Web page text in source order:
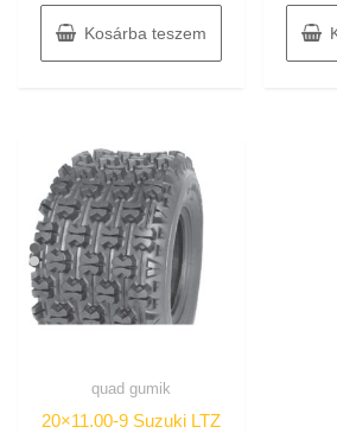
Kosárba teszem
quad gumik
20×11.00-9 Suzuki LTZ